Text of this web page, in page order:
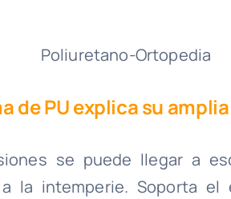
de PU explica su
se puede llegar a
la intemperie. Soporta